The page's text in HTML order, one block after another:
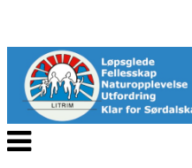
Veksle
navigasjon